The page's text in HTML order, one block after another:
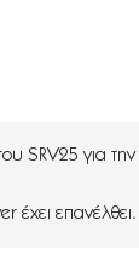
SRV25 για
έχει επανέλθει.